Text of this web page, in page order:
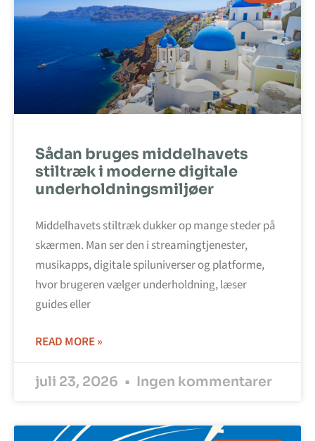
Sådan bruges middelhavets
stiltræk i moderne digitale
underholdningsmiljøer
Middelhavets stiltræk dukker op mange steder på
skærmen. Man ser den i streamingtjenester,
musikapps, digitale spiluniverser og platforme,
hvor brugeren vælger underholdning, læser
guides eller
READ MORE »
juli 23, 2026 Ingen kommentarer